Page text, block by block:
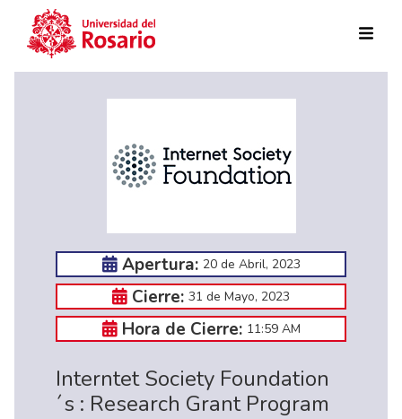
Apertura: 20 de Abril, 2023
Cierre: 31 de Mayo, 2023
Hora de Cierre: 11:59 AM
Interntet Society Foundation
´s : Research Grant Program